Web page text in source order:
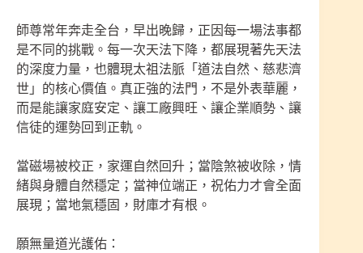
師尊常年奔走全台，早出晚歸，正因每一場法事都
是不同的挑戰。每一次天法下降，都展現著先天法
的深度力量，也體現太祖法脈「道法自然、慈悲濟
世」的核心價值。真正強的法門，不是外表華麗，
而是能讓家庭安定、讓工廠興旺、讓企業順勢、讓
信徒的運勢回到正軌。
當磁場被校正，家運自然回升；當陰煞被收除，情
緒與身體自然穩定；當神位端正，祝佑力才會全面
展現；當地氣穩固，財庫才有根。
願無量道光護佑：